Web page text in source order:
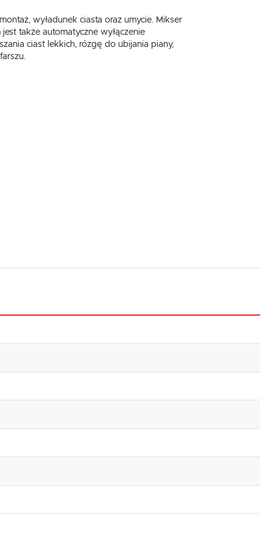
wyładunek ciasta oraz umycie. Mikser
także automatyczne wyłączenie
ciast lekkich, rózgę do ubijania piany,